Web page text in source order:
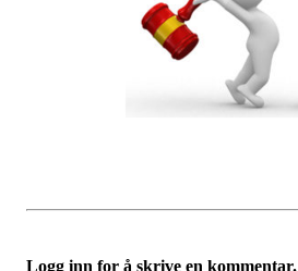
Logg inn for å skrive en kommentar.